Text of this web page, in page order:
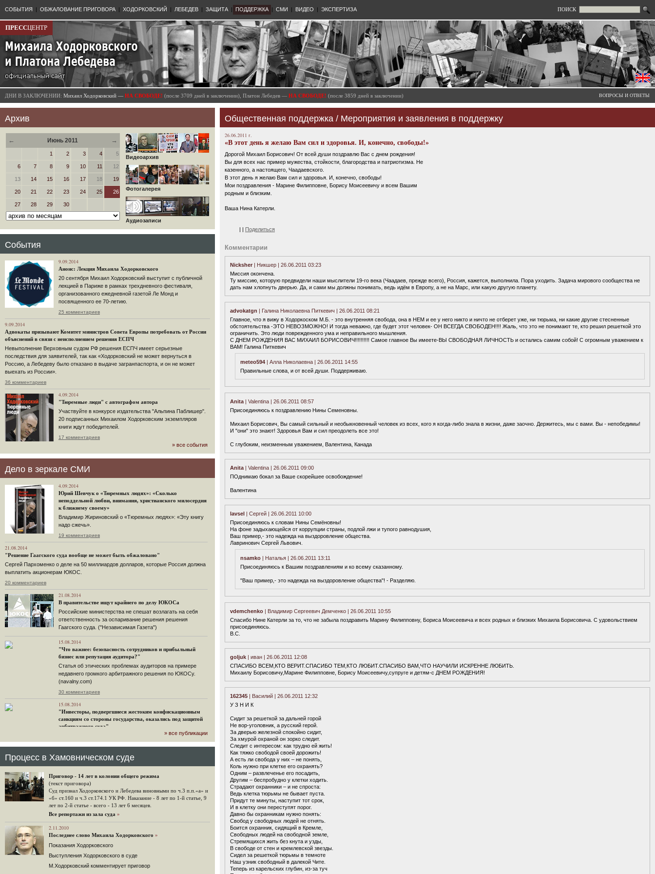
СОБЫТИЯ | ОБЖАЛОВАНИЕ ПРИГОВОРА | ХОДОРКОВСКИЙ | ЛЕБЕДЕВ | ЗАЩИТА | ПОДДЕРЖКА | СМИ | ВИДЕО | ЭКСПЕРТИЗА ПОИСК
ПРЕССЦЕНТР
ДНИ В ЗАКЛЮЧЕНИИ: Михаил Ходорковский — НА СВОБОДЕ! (после 3709 дней в заключении), Платон Лебедев — НА СВОБОДЕ! (после 3859 дней в заключении) ВОПРОСЫ И ОТВЕТЫ
Архив
← Июнь 2011 →
1 2 3 4 5
6 7 8 9 10 11 12
13 14 15 16 17 18 19
20 21 22 23 24 25 26
27 28 29 30
Видеоархив
Фотогалерея
Аудиозаписи
События
9.09.2014
Анонс: Лекция Михаила Ходорковского
20 сентября Михаил Ходорковский выступит с публичной
лекцией в Париже в рамках трехдневного фестиваля,
организованного ежедневной газетой Ле Монд и
посвященного ее 70-летию.
25 комментариев
9.09.2014
Адвокаты призывают Комитет министров Совета Европы потребовать от России
объяснений в связи с неисполнением решения ЕСПЧ
Невыполнение Верховным судом РФ решения ЕСПЧ имеет серьезные
последствия для заявителей, так как «Ходорковский не может вернуться в
Россию, а Лебедеву было отказано в выдаче загранпаспорта, и он не может
выехать из России».
36 комментариев
4.09.2014
"Тюремные люди" с автографом автора
Участвуйте в конкурсе издательства "Альпина Паблишер".
20 подписанных Михаилом Ходорковским экземпляров
книги ждут победителей.
17 комментариев
» все события
Дело в зеркале СМИ
4.09.2014
Юрий Шевчук о «Тюремных людях»: «Сколько
неподдельной любви, внимания, христианского милосердия
к ближнему своему»
Владимир Жириновский о «Тюремных людях»: «Эту книгу
надо сжечь».
19 комментариев
21.08.2014
"Решение Гаагского суда вообще не может быть обжаловано"
Сергей Пархоменко о деле на 50 миллиардов долларов, которые Россия должна
выплатить акционерам ЮКОС.
20 комментариев
21.08.2014
В правительстве ищут крайнего по делу ЮКОСа
Российские министерства не спешат возлагать на себя
ответственность за оспаривание решения решения
Гаагского суда. ("Независимая Газета")
15.08.2014
"Что важнее: безопасность сотрудников и прибыльный
бизнес или репутация аудитора?"
Статья об этических проблемах аудиторов на примере
недавнего громкого арбитражного решения по ЮКОСу.
(navalny.com)
30 комментариев
15.08.2014
"Инвесторы, подвергшиеся жестоким конфискационным
санкциям со стороны государства, оказались под защитой
арбитражного суда"
Швейцарская газета "Neue Zuercher Zeitung" о гаагском
судебном решении.
14.08.2014
Не исключил
Владимир Путин допускает, что Россия может выйти из-под юрисдикции ЕСПЧ.
88 комментариев
14.08.2014
Нарулил
Игорь Сечин просит о помощи. Ссылаясь на санкции,
глава «Роснефти» хочет выбить из фонда национального
благосостояния 1,5 трлн рублей («Ведомости» и «Дождь»).
32 комментария
Граждане не хотят платить по счетам ЮКОСа
» все публикации
Процесс в Хамовническом суде
Приговор - 14 лет в колонии общего режима
(текст приговора)
Суд признал Ходорковского и Лебедева виновными по ч.3 п.п.«а» и
«б» ст.160 и ч.3 ст.174.1 УК РФ. Наказание - 8 лет по 1-й статье, 9
лет по 2-й статье - всего - 13 лет 6 месяцев.
Все репортажи из зала суда »
2.11.2010
Последнее слово Михаила Ходорковского »
Показания Ходорковского
Выступления Ходорковского в суде
М.Ходорковский комментирует приговор
Общественная поддержка / Мероприятия и заявления в поддержку
26.06.2011 г.
«В этот день я желаю Вам сил и здоровья. И, конечно, свободы!»
Дорогой Михаил Борисович! От всей души поздравлю Вас с днем рождения!
Вы для всех нас пример мужества, стойкости, благородства и патриотизма. Не
казенного, а настоящего, Чаадаевского.
В этот день я желаю Вам сил и здоровья. И, конечно, свободы!
Мои поздравления - Марине Филипповне, Борису Моисеевичу и всем Вашим
родным и близким.
Ваша Нина Катерли.
| | Поделиться
Комментарии
Nicksher | Никшер | 26.06.2011 03:23
Миссия окончена.
Ту миссию, которую предвидели наши мыслители 19-го века (Чаадаев, прежде всего), Россия, кажется, выполнила. Пора уходить. Задача мирового сообщества не
дать нам хлопнуть дверью. Да, и сами мы должны понимать, ведь идём в Европу, а не на Марс, или какую другую планету.
advokatgn | Галина Николаевна Питкевич | 26.06.2011 08:21
Главное, что я вижу в Ходоркоском М.Б. - это внутренняя свобода, она в НЕМ и ее у него никто и ничто не отберет уже, ни тюрьма, ни какие другие стесненные
обстоятельства -ЭТО НЕВОЗМОЖНО! И тогда неважно, где будет этот человек- ОН ВСЕГДА СВОБОДЕН!!!! Жаль, что это не понимают те, кто решил решеткой это
ограничить. Это люди поврежденного ума и неправильного мышления.
С ДНЕМ РОЖДЕНИЯ ВАС МИХАИЛ БОРИСОВИЧ!!!!!!!!!! Самое главное Вы имеете-ВЫ СВОБОДНАЯ ЛИЧНОСТЬ и остались самим собой! С огромным уважением к
ВАМ! Галина Питкевич
meteo594 | Алла Николаевна | 26.06.2011 14:55
Правильные слова, и от всей души. Поддерживаю.
Anita | Valentina | 26.06.2011 08:57
Присоединяюсь к поздравлению Нины Семеновны.
Михаил Борисович, Вы самый сильный и необыкновенный человек из всех, кого я когда-либо знала в жизни, даже заочно. Держитесь, мы с вами. Вы - непобедимы!
И "они" это знают! Здоровья Вам и сил преодолеть все это!
С глубоким, неизменным уважением, Валентина, Канада
Anita | Valentina | 26.06.2011 09:00
ПОднимаю бокал за Ваше скорейшее освобождение!
Валентина
lavsel | Сергей | 26.06.2011 10:00
Присоединяюсь к словам Нины Семёновны!
На фоне задыхающейся от коррупции страны, подлой лжи и тупого равнодушия,
Ваш пример,- это надежда на выздоровление общества.
Лавринович Сергей Львович.
nsamko | Наталья | 26.06.2011 13:11
Присоединяюсь к Вашим поздравлениям и ко всему сказанному.
"Ваш пример,- это надежда на выздоровление общества"! - Разделяю.
vdemchenko | Владимир Сергеевич Демченко | 26.06.2011 10:55
Спасибо Нине Катерли за то, что не забыла поздравить Марину Филипповну, Бориса Моисеевича и всех родных и близких Михаила Борисовича. С удовольствием
присоединяюсь.
В.С.
goljuk | иван | 26.06.2011 12:08
СПАСИБО ВСЕМ,КТО ВЕРИТ.СПАСИБО ТЕМ,КТО ЛЮБИТ.СПАСИБО ВАМ,ЧТО НАУЧИЛИ ИСКРЕННЕ ЛЮБИТЬ.
Михаилу Борисовичу,Марине Филипповне, Борису Моисеевичу,супруге и детям-с ДНЕМ РОЖДЕНИЯ!
162345 | Василий | 26.06.2011 12:32
У З Н И К
Сидит за решеткой за дальней горой
Не вор-уголовник, а русский герой.
За дверью железной спокойно сидит,
За хмурой охраной он зорко следит.
Следит с интересом: как трудно ей жить!
Как тяжко свободой своей дорожить!
А есть ли свобода у них – не понять,
Коль нужно при клетке его охранять?
Одним – развлеченье его посадить,
Другим – беспробудно у клетки ходить.
Страдают охранники – и не спроста:
Ведь клетка тюрьмы не бывает пуста.
Придут те минуты, наступит тот срок,
И в клетку они переступят порог.
Давно бы охранникам нужно понять:
Свобод у свободных людей не отнять.
Боится охранник, сидящий в Кремле,
Свободных людей на свободной земле,
Стремящихся жить без кнута и узды,
В свободе от стен и кремлевской звезды.
Сидел за решеткой тюрьмы в темноте
Наш узник свободный в далекой Чите.
Теперь из карельских глубин, из-за туч